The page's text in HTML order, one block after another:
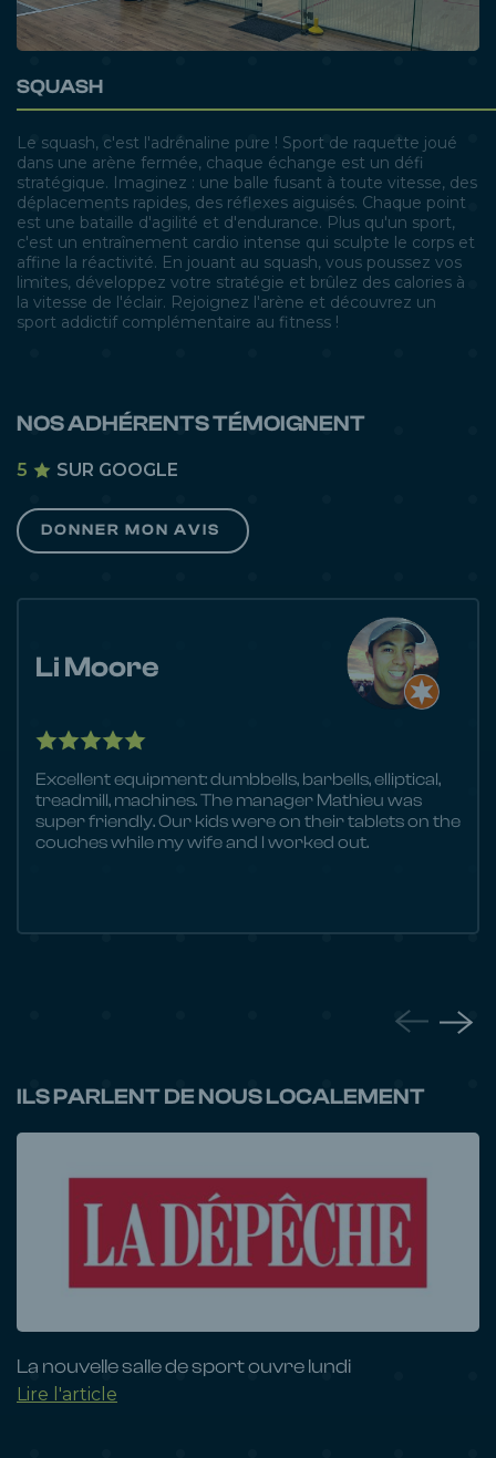
SQUASH
Le squash, c'est l'adrénaline pure ! Sport de raquette joué
dans une arène fermée, chaque échange est un défi
stratégique. Imaginez : une balle fusant à toute vitesse, des
déplacements rapides, des réflexes aiguisés. Chaque point
est une bataille d'agilité et d'endurance. Plus qu'un sport,
c'est un entraînement cardio intense qui sculpte le corps et
affine la réactivité. En jouant au squash, vous poussez vos
limites, développez votre stratégie et brûlez des calories à
la vitesse de l'éclair. Rejoignez l'arène et découvrez un
sport addictif complémentaire au fitness !
NOS ADHÉRENTS TÉMOIGNENT
5 SUR GOOGLE
DONNER MON AVIS
Li Moore
Excellent equipment: dumbbells, barbells, elliptical,
treadmill, machines. The manager Mathieu was
super friendly. Our kids were on their tablets on the
couches while my wife and I worked out.
ILS PARLENT DE NOUS LOCALEMENT
La nouvelle salle de sport ouvre lundi
Lire l'article